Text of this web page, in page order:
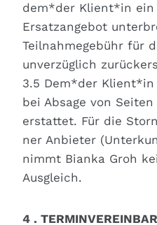
dem*der Klient*in ein
Ersatz­an­ge­bot
Teil­nah­me­ge­bühr für
unver­züg­lich
3.5 Dem*der
bei Absa­ge von
erstat­tet. Für die
ner Anbie­ter
nimmt Bian­ka Groh
Aus­gleich.
4 .